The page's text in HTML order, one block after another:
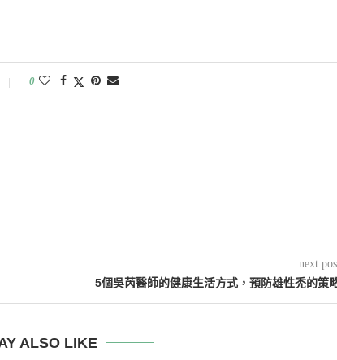
0
next
5個吳芮醫師的健康生活方式，預防雄性禿的策
ALSO LIKE